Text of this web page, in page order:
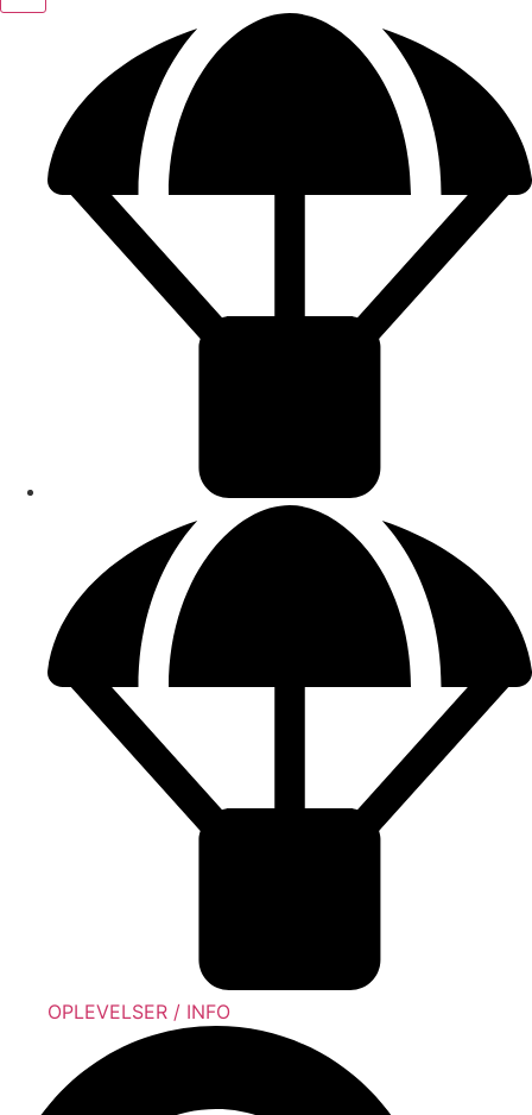
OPLEVELSER / INFO